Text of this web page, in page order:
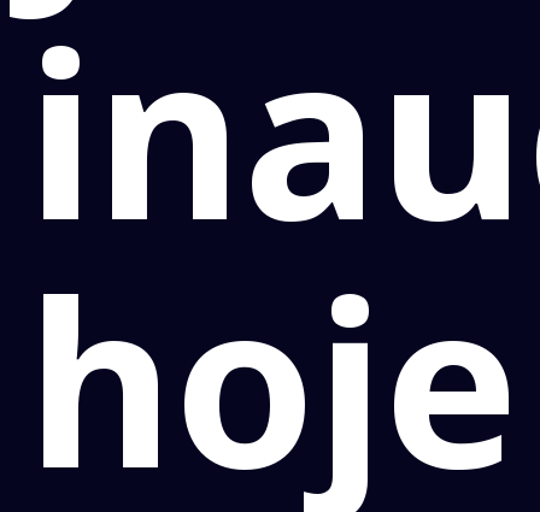
hoje